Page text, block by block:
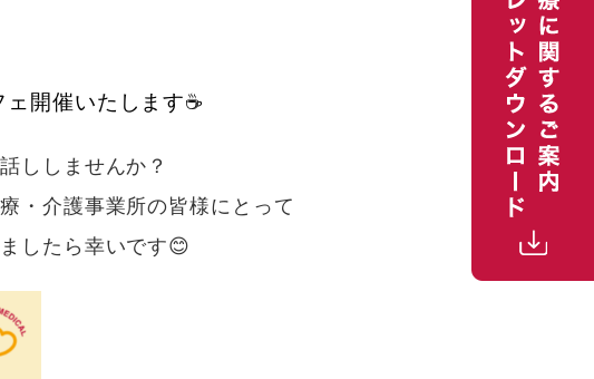
開催いたします☕
ししませんか？
・介護事業所の皆様にとって
したら幸いです😊